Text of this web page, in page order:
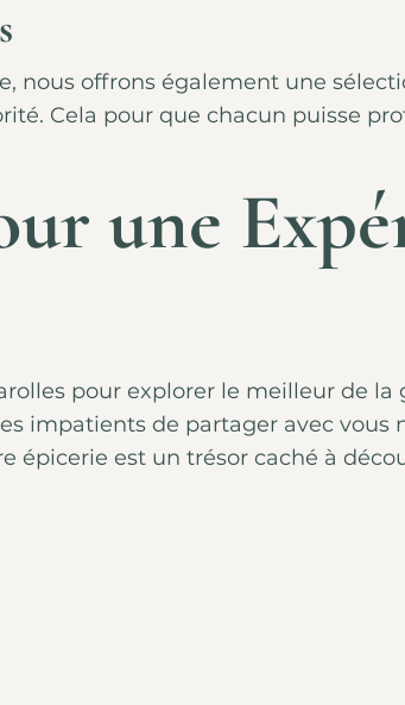
nous offrons également une
Cela pour que chacun puisse
une
pour explorer le meilleur de
impatients de partager avec
épicerie est un trésor caché à